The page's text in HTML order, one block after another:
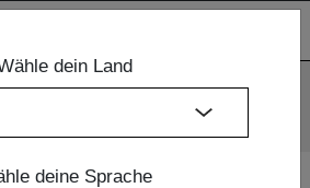
Einsatz der Cookies einverstanden.
dein Land
deine Sprache